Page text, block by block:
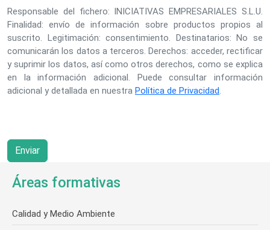
Responsable del fichero: INICIATIVAS EMPRESARIALES S.L.U.
Finalidad: envío de información sobre productos propios al
suscrito. Legitimación: consentimiento. Destinatarios: No se
comunicarán los datos a terceros. Derechos: acceder, rectificar
y suprimir los datos, así como otros derechos, como se explica
en la información adicional. Puede consultar información
adicional y detallada en nuestra Política de Privacidad.
Áreas formativas
Calidad y Medio Ambiente